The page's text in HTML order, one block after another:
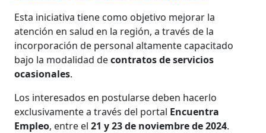
Esta iniciativa tiene como objetivo mejorar la
atención en salud en la región, a través de la
incorporación de personal altamente capacitado
bajo la modalidad decontratos de servicios
ocasionales.
Los interesados en postularse deben hacerlo
exclusivamente a través del portal Encuentra
Empleo, entre el21 y 23 de noviembre de 2024.